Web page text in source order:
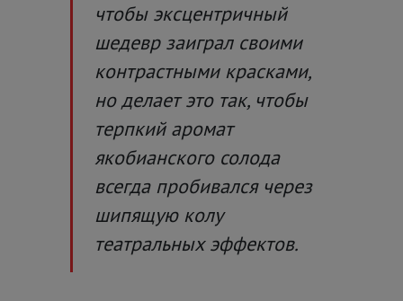
чтобы эксцентричный
шедевр заиграл своими
контрастными красками,
но делает это так, чтобы
терпкий аромат
якобианского солода
всегда пробивался через
шипящую колу
театральных эффектов.